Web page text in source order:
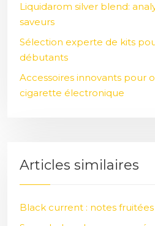
Liquidarom silver blend:
saveurs
Sélection experte de kits
débutants
Accessoires innovants pour
cigarette électronique
Articles similaires
Black current : notes